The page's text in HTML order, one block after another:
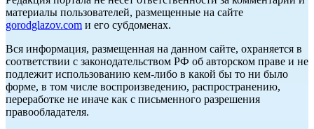
материалы пользователей, размещенные на сайте
gorodglazov.com и его субдоменах.
Вся информация, размещенная на данном сайте, охраняется в
соответствии с законодательством РФ об авторском праве и не
подлежит использованию кем-либо в какой бы то ни было
форме, в том числе воспроизведению, распространению,
переработке не иначе как с письменного разрешения
правообладателя.